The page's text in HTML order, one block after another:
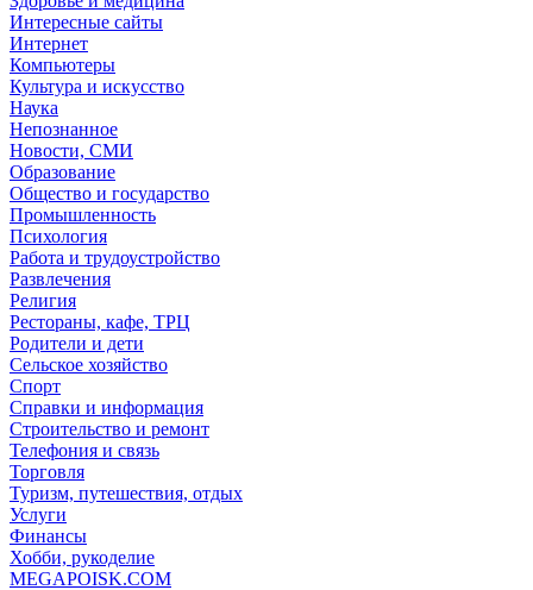
Интересные сайты
Интернет
Компьютеры
Культура и искусство
Наука
Непознанное
Новости, СМИ
Образование
Общество и государство
Промышленность
Психология
Работа и трудоустройство
Развлечения
Религия
Рестораны, кафе, ТРЦ
Родители и дети
Сельское хозяйство
Спорт
Справки и информация
Строительство и ремонт
Телефония и связь
Торговля
Туризм, путешествия, отдых
Услуги
Финансы
Хобби, рукоделие
MEGAPOISK.COM